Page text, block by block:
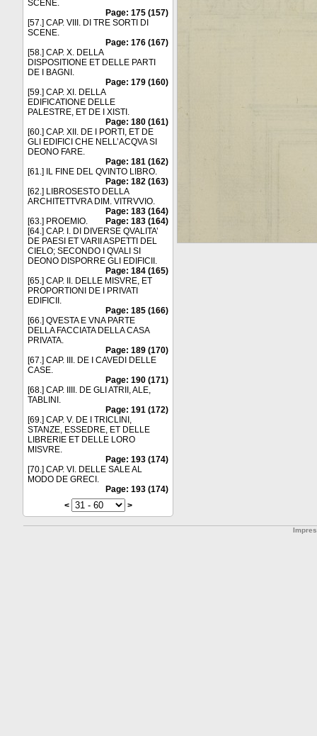
SCENE.
Page: 175 (157)
[57.] CAP. VIII. DI TRE SORTI DI
SCENE.
Page: 176 (167)
[58.] CAP. X. DELLA
DISPOSITIONE ET DELLE PARTI
DE I BAGNI.
Page: 179 (160)
[59.] CAP. XI. DELLA
EDIFICATIONE DELLE
PALESTRE, ET DE I XISTI.
Page: 180 (161)
[60.] CAP. XII. DE I PORTI, ET DE
GLI EDIFICI CHE NELL’ACQVA SI
DEONO FARE.
Page: 181 (162)
[61.] IL FINE DEL QVINTO LIBRO.
Page: 182 (163)
[62.] LIBROSESTO DELLA
ARCHITETTVRA DIM. VITRVVIO.
Page: 183 (164)
[63.] PROEMIO.
Page: 183 (164)
[64.] CAP. I. DI DIVERSE QVALITA’
DE PAESI ET VARII ASPETTI DEL
CIELO; SECONDO I QVALI SI
DEONO DISPORRE GLI EDIFICII.
Page: 184 (165)
[65.] CAP. II. DELLE MISVRE, ET
PROPORTIONI DE I PRIVATI
EDIFICII.
Page: 185 (166)
[66.] QVESTA E VNA PARTE
DELLA FACCIATA DELLA CASA
PRIVATA.
Page: 189 (170)
[67.] CAP. III. DE I CAVEDI DELLE
CASE.
Page: 190 (171)
[68.] CAP. IIII. DE GLI ATRII, ALE,
TABLINI.
Page: 191 (172)
[69.] CAP. V. DE I TRICLINI,
STANZE, ESSEDRE, ET DELLE
LIBRERIE ET DELLE LORO
MISVRE.
Page: 193 (174)
[70.] CAP. VI. DELLE SALE AL
MODO DE GRECI.
Page: 193 (174)
<
>